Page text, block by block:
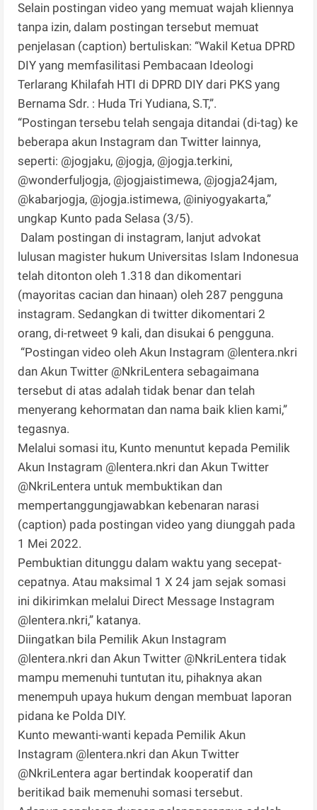
Selain postingan video yang memuat wajah kliennya
tanpa izin, dalam postingan tersebut memuat
penjelasan (caption) bertuliskan: “Wakil Ketua DPRD
DIY yang memfasilitasi Pembacaan Ideologi
Terlarang Khilafah HTI di DPRD DIY dari PKS yang
Bernama Sdr. : Huda Tri Yudiana, S.T,”.
“Postingan tersebu telah sengaja ditandai (di-tag) ke
beberapa akun Instagram dan Twitter lainnya,
seperti: @jogjaku, @jogja, @jogja.terkini,
@wonderfuljogja, @jogjaistimewa, @jogja24jam,
@kabarjogja, @jogja.istimewa, @iniyogyakarta,”
ungkap Kunto pada Selasa (3/5).
Dalam postingan di instagram, lanjut advokat
lulusan magister hukum Universitas Islam Indonesua
telah ditonton oleh 1.318 dan dikomentari
(mayoritas cacian dan hinaan) oleh 287 pengguna
instagram. Sedangkan di twitter dikomentari 2
orang, di-retweet 9 kali, dan disukai 6 pengguna.
“Postingan video oleh Akun Instagram @lentera.nkri
dan Akun Twitter @NkriLentera sebagaimana
tersebut di atas adalah tidak benar dan telah
menyerang kehormatan dan nama baik klien kami,”
tegasnya.
Melalui somasi itu, Kunto menuntut kepada Pemilik
Akun Instagram @lentera.nkri dan Akun Twitter
@NkriLentera untuk membuktikan dan
mempertanggungjawabkan kebenaran narasi
(caption) pada postingan video yang diunggah pada
1 Mei 2022.
Pembuktian ditunggu dalam waktu yang secepat-
cepatnya. Atau maksimal 1 X 24 jam sejak somasi
ini dikirimkan melalui Direct Message Instagram
@lentera.nkri,” katanya.
Diingatkan bila Pemilik Akun Instagram
@lentera.nkri dan Akun Twitter @NkriLentera tidak
mampu memenuhi tuntutan itu, pihaknya akan
menempuh upaya hukum dengan membuat laporan
pidana ke Polda DIY.
Kunto mewanti-wanti kepada Pemilik Akun
Instagram @lentera.nkri dan Akun Twitter
@NkriLentera agar bertindak kooperatif dan
beritikad baik memenuhi somasi tersebut.